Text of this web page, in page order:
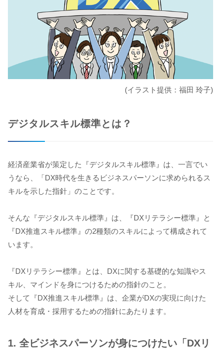
(イラスト提供：福田 玲子)
デジタルスキル標準とは？
経済産業省が策定した『デジタルスキル標準』は、一言でい
うなら、「DX時代を生きるビジネスパーソンに求められるス
キルを示した指針」のことです。
そんな『デジタルスキル標準』は、『DXリテラシー標準』と
『DX推進スキル標準』の2種類のスキルによって構成されて
います。
『DXリテラシー標準』とは、DXに関する基礎的な知識やス
キル、マインドを身につけるための指針のこと。
そして『DX推進スキル標準』は、企業がDXの実現に向けた
人材を育成・採用するための指針にあたります。
1. 全ビジネスパーソンが身につけたい「DXリ